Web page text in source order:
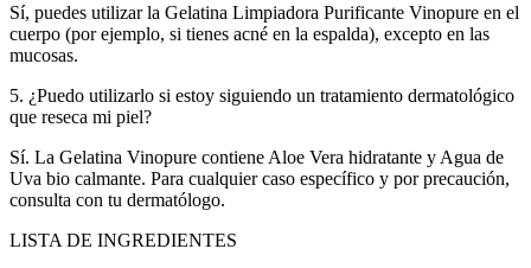
Sí, puedes utilizar la Gelatina Limpiadora Purificante Vinopure en el
cuerpo (por ejemplo, si tienes acné en la espalda), excepto en las
mucosas.
5. ¿Puedo utilizarlo si estoy siguiendo un tratamiento dermatológico
que reseca mi piel?
Sí. La Gelatina Vinopure contiene Aloe Vera hidratante y Agua de
Uva bio calmante. Para cualquier caso específico y por precaución,
consulta con tu dermatólogo.
LISTA DE INGREDIENTES